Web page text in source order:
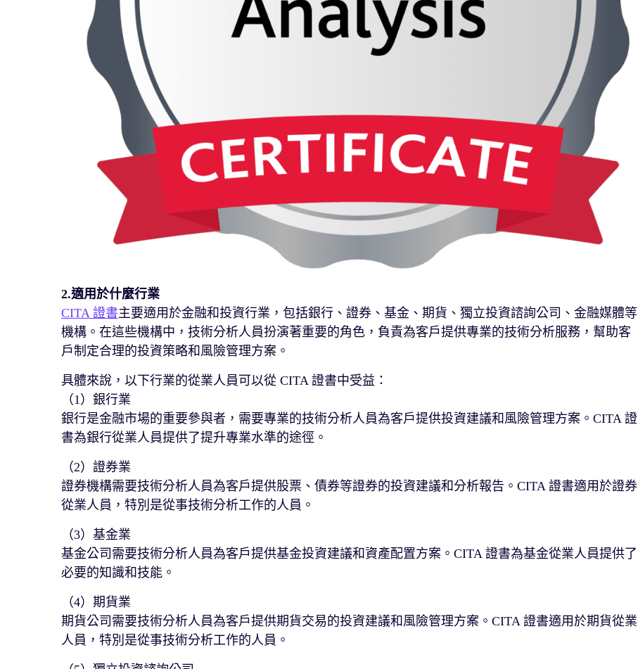
2.適用於什麼行業
CITA 證書主要適用於金融和投資行業，包括銀行、證券、基金、期貨、獨立投資諮詢公司、金融媒體等
機構。在這些機構中，技術分析人員扮演著重要的角色，負責為客戶提供專業的技術分析服務，幫助客
戶制定合理的投資策略和風險管理方案。
具體來說，以下行業的從業人員可以從 CITA 證書中受益：
（1）銀行業
銀行是金融市場的重要參與者，需要專業的技術分析人員為客戶提供投資建議和風險管理方案。CITA 證
書為銀行從業人員提供了提升專業水準的途徑。
（2）證券業
證券機構需要技術分析人員為客戶提供股票、債券等證券的投資建議和分析報告。CITA 證書適用於證券
從業人員，特別是從事技術分析工作的人員。
（3）基金業
基金公司需要技術分析人員為客戶提供基金投資建議和資產配置方案。CITA 證書為基金從業人員提供了
必要的知識和技能。
（4）期貨業
期貨公司需要技術分析人員為客戶提供期貨交易的投資建議和風險管理方案。CITA 證書適用於期貨從業
人員，特別是從事技術分析工作的人員。